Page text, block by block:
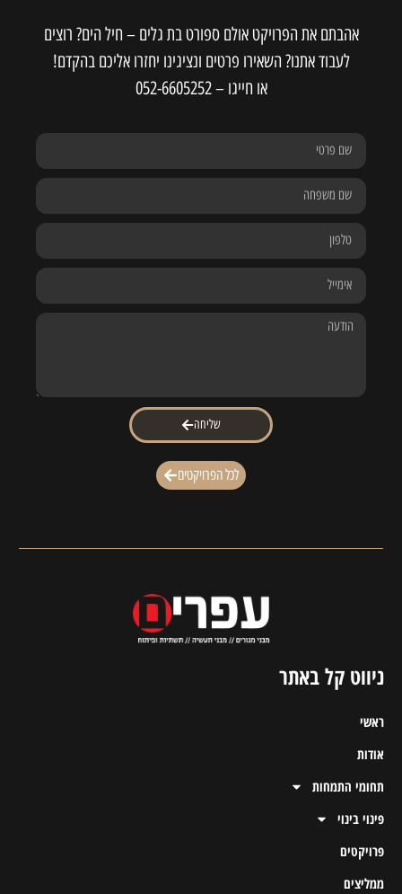
אהבתם את הפרויקט אולם ספורט בת גלים – חיל הים? רוצים
לעבוד אתנו? השאירו פרטים ונציגינו יחזרו אליכם בהקדם!
או חייגו –052-6605252
שליחה
לכל הפרויקטים
ניווט קל באתר
ראשי
אודות
תחומי התמחות
פינוי בינוי
פרויקטים
ממליצים